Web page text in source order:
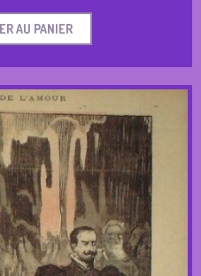
AU PANIER